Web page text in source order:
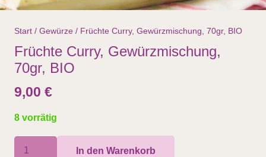
Start / Gewürze / Früchte Curry, Gewürzmischung, 70gr, BIO
Früchte Curry, Gewürzmischung,
70gr, BIO
9,00 €
8 vorrätig
In den Warenkorb